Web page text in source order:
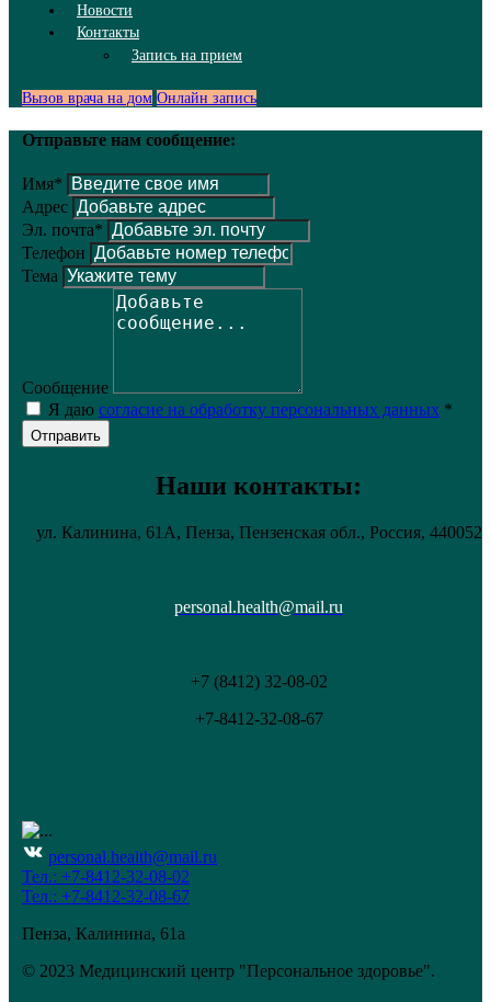
Новости
Контакты
Запись на прием
Вызов врача на дом Онлайн запись
Отправьте нам сообщение:
Имя*
Адрес
Эл. почта*
Телефон
Тема
Сообщение
Я даю согласие на обработку персональных данных *
Отправить
Наши контакты:
ул. Калинина, 61А, Пенза, Пензенская обл., Россия, 440052
personal.health@mail.ru
+7 (8412) 32-08-02
+7-8412-32-08-67
personal.health@mail.ru
Тел.: +7-8412-32-08-02
Тел.: +7-8412-32-08-67
Пенза, Калинина, 61а
© 2023 Медицинский центр "Персональное здоровье".